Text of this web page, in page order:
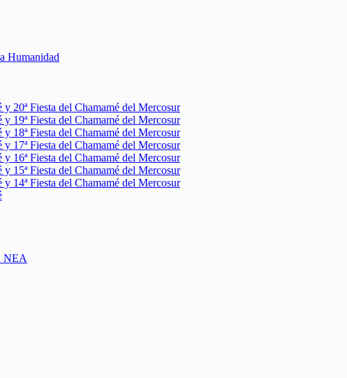
Humanidad
20ª Fiesta del Chamamé del Mercosur
19ª Fiesta del Chamamé del Mercosur
18ª Fiesta del Chamamé del Mercosur
17ª Fiesta del Chamamé del Mercosur
16ª Fiesta del Chamamé del Mercosur
y 15ª Fiesta del Chamamé del Mercosur
y 14ª Fiesta del Chamamé del Mercosur
NEA